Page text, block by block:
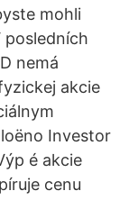
mohli
posledních
nemá
akcie
Investor
é akcie
cenu